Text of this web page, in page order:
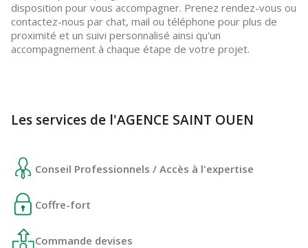
disposition pour vous accompagner. Prenez rendez-vous ou
contactez-nous par chat, mail ou téléphone pour plus de
proximité et un suivi personnalisé ainsi qu'un
accompagnement à chaque étape de votre projet.
Les services de l'AGENCE SAINT OUEN
Conseil Professionnels / Accès à l'expertise
Coffre-fort
Commande devises